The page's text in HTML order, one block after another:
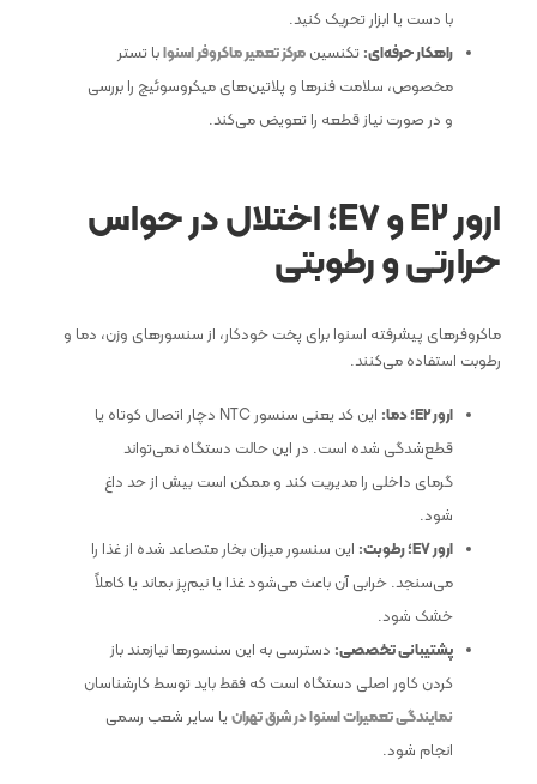
با دست یا ابزار تحریک کنید.
راهکار حرفه‌ای: تکنسین مرکز تعمیر ماکروفر اسنوابا تستر
مخصوص، سلامت فنرها و پلاتین‌های میکروسوئیچ را بررسی
و در صورت نیاز قطعه را تعویض می‌کند.
ارورE2وE7؛ اختلال در حواس
حرارتی و رطوبتی
ماکروفرهای پیشرفته اسنوا برای پخت خودکار، از سنسورهای وزن، دما و
رطوبت استفاده می‌کنند.
ارورE2؛ دما:
این کد یعنی سنسور NTC دچار اتصال کوتاه یا
قطع‌شدگی شده است. در این حالت دستگاه نمی‌تواند
گرمای داخلی را مدیریت کند و ممکن است بیش از حد داغ
شود.
ارورE7؛ رطوبت: این سنسور میزان بخار متصاعد شده از غذا را
می‌سنجد. خرابی آن باعث می‌شود غذا یا نیم‌پز بماند یا کاملاً
خشک شود.
پشتیبانی تخصصی: دسترسی به این سنسورها نیازمند باز
کردن کاور اصلی دستگاه است که فقط باید توسط کارشناسان
نمایندگی تعمیرات اسنوا در شرق تهران یا سایر شعب رسمی
انجام شود.